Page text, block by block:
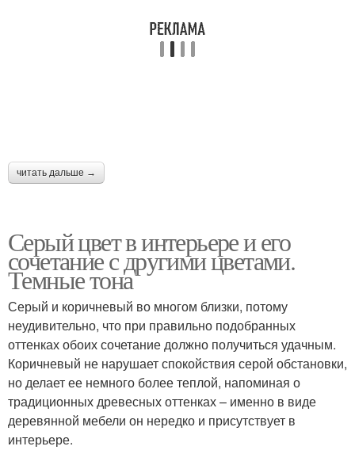
читать дальше →
Серый цвет в интерьере и его
сочетание с другими цветами.
Темные тона
Серый и коричневый во многом близки, потому
неудивительно, что при правильно подобранных
оттенках обоих сочетание должно получиться удачным.
Коричневый не нарушает спокойствия серой обстановки,
но делает ее немного более теплой, напоминая о
традиционных древесных оттенках – именно в виде
деревянной мебели он нередко и присутствует в
интерьере.